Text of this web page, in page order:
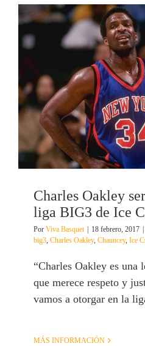
Charles Oakley
liga BIG3 de Ice
Por Viva Basquet 18 febrero, 2017
big3, Charles Oakley, Chauncey, Ice
“Charles Oakley es una
que merece respeto y
vamos a otorgar en la
MÁS INFORMACIÓN